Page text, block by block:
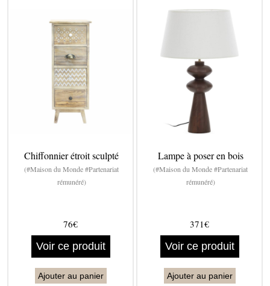
Chiffonnier étroit sculpté
(#Maison du Monde #Partenariat
rémunéré)
76€
Voir ce produit
Ajouter au panier
Lampe à poser en bois
(#Maison du Monde #Partenariat
rémunéré)
371€
Voir ce produit
Ajouter au panier